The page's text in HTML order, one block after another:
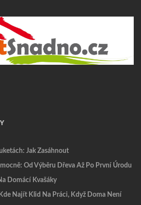
Jak Zasáhnout
Od Výběru Dřeva Až Po První Úrodu
Domácí Kvašáky
Najít Klid Na Práci, Když Doma Není